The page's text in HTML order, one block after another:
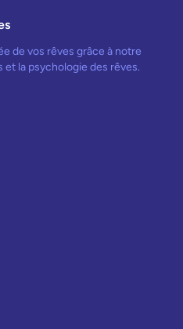
de vos rêves grâce à notre
la psychologie des rêves.